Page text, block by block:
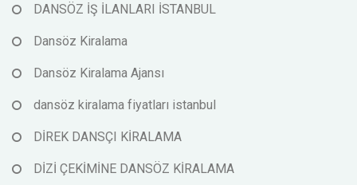
DANSÖZ İŞ İLANLARI İSTANBUL
Dansöz Kiralama
Dansöz Kiralama Ajansı
dansöz kiralama fiyatları istanbul
DİREK DANSÇI KİRALAMA
DİZİ ÇEKİMİNE DANSÖZ KİRALAMA